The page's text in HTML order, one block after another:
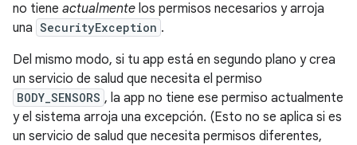
no tiene actualmente los permisos necesarios y arroja
una SecurityException .
Del mismo modo, si tu app está en segundo plano y crea
un servicio de salud que necesita el permiso
BODY_SENSORS , la app no tiene ese permiso actualmente
y el sistema arroja una excepción. (Esto no se aplica si es
un servicio de salud que necesita permisos diferentes,